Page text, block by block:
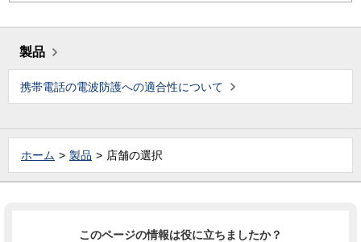
製品
携帯電話の電波防護への適合性について
ホーム 製品 店舗の選択
このページの情報は役に立ちましたか？